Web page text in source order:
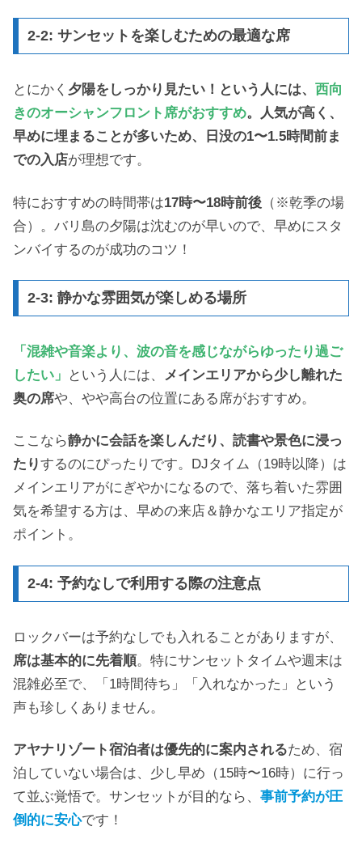
2-2: サンセットを楽しむための最適な席
とにかく 夕陽をしっかり見たい！という人には、
西向
きのオーシャンフロント席がおすすめ。人気が高く、
早めに埋まることが多いため、日没の1〜1.5時間前ま
での入店が理想です。
特におすすめの時間帯は17時〜18時前後 （※乾季の場
合）。バリ島の夕陽は沈むのが早いので、早めにスタ
ンバイするのが成功のコツ！
2-3: 静かな雰囲気が楽しめる場所
「混雑や音楽より、波の音を感じながらゆったり過ご
したい」
という人には、
メインエリアから少し離れた
奥の席や、やや高台の位置にある席がおすすめ。
ここなら静かに会話を楽しんだり、読書や景色に浸っ
たりするのにぴったりです。DJタイム（19時以降）は
メインエリアがにぎやかになるので、落ち着いた雰囲
気を希望する方は、早めの来店＆静かなエリア指定が
ポイント。
2-4: 予約なしで利用する際の注意点
ロックバーは予約なしでも入れることがありますが、
席は基本的に先着順。特にサンセットタイムや週末は
混雑必至で、「1時間待ち」「入れなかった」という
声も珍しくありません。
アヤナリゾート宿泊者は優先的に案内されるため、宿
泊していない場合は、少し早め（15時〜16時）に行っ
て並ぶ覚悟で。サンセットが目的なら、 事前予約が圧
倒的に安心です！